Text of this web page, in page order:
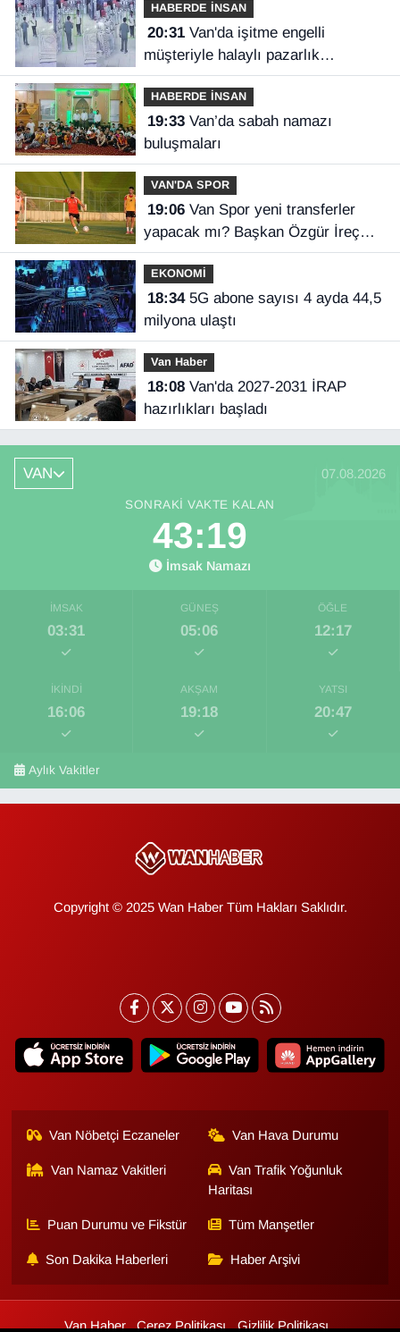
HABERDE İNSAN
20:31Van'da işitme engelli
müşteriyle halaylı pazarlık
gülümsetti
HABERDE İNSAN
19:33Van’da sabah namazı
buluşmaları
VAN'DA SPOR
19:06Van Spor yeni transferler
yapacak mı? Başkan Özgür İreç
İlhan açıkladı
EKONOMİ
18:345G abone sayısı 4 ayda 44,5
milyona ulaştı
Van Haber
18:08Van'da 2027-2031 İRAP
hazırlıkları başladı
VAN 07.08.2026
SONRAKI VAKTE KALAN
43:18
İmsak Namazı
İMSAK
03:31
GÜNEŞ
05:06
ÖĞLE
12:17
İKINDI
16:06
AKŞAM
19:18
YATSI
20:47
Aylık Vakitler
Copyright © 2025 Wan Haber Tüm Hakları Saklıdır.
Van Nöbetçi Eczaneler Van Hava Durumu
Van Namaz Vakitleri
Van Trafik Yoğunluk
Haritası
Puan Durumu ve Fikstür Tüm Manşetler
Son Dakika Haberleri Haber Arşivi
Van Haber Çerez Politikası Gizlilik Politikası